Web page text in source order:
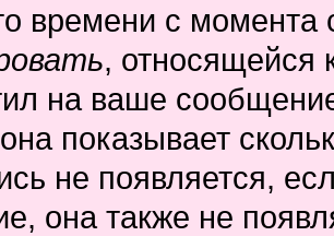
времени с
, относящейся
на ваше
показывает
не появляется,
она также не